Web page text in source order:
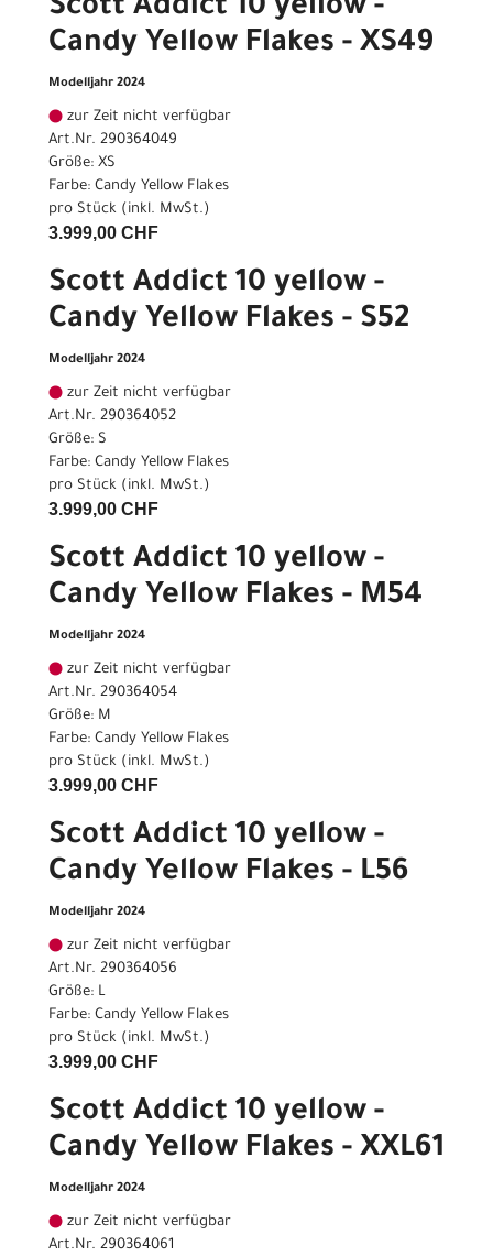
Scott Addict 10 yellow -
Candy Yellow Flakes - XS49
Modelljahr 2024
zur Zeit nicht verfügbar
Art.Nr. 290364049
Größe: XS
Farbe: Candy Yellow Flakes
pro Stück (inkl. MwSt.)
3.999,00 CHF
Scott Addict 10 yellow -
Candy Yellow Flakes - S52
Modelljahr 2024
zur Zeit nicht verfügbar
Art.Nr. 290364052
Größe: S
Farbe: Candy Yellow Flakes
pro Stück (inkl. MwSt.)
3.999,00 CHF
Scott Addict 10 yellow -
Candy Yellow Flakes - M54
Modelljahr 2024
zur Zeit nicht verfügbar
Art.Nr. 290364054
Größe: M
Farbe: Candy Yellow Flakes
pro Stück (inkl. MwSt.)
3.999,00 CHF
Scott Addict 10 yellow -
Candy Yellow Flakes - L56
Modelljahr 2024
zur Zeit nicht verfügbar
Art.Nr. 290364056
Größe: L
Farbe: Candy Yellow Flakes
pro Stück (inkl. MwSt.)
3.999,00 CHF
Scott Addict 10 yellow -
Candy Yellow Flakes - XXL61
Modelljahr 2024
zur Zeit nicht verfügbar
Art.Nr. 290364061